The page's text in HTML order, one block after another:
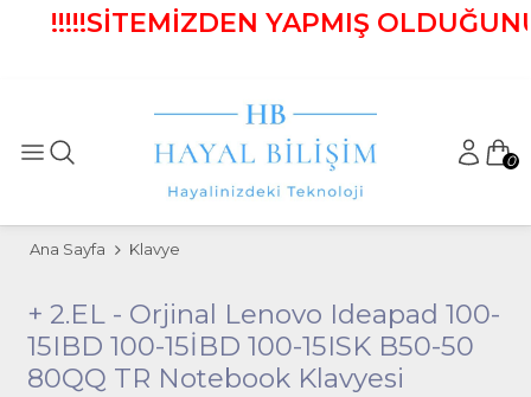
!!!!!SİTEMİZDEN YAPMIŞ
0
Ana Sayfa Klavye
+ 2.EL - Orjinal Lenovo Ideapad 100-
15IBD 100-15İBD 100-15ISK B50-50
80QQ TR Notebook Klavyesi